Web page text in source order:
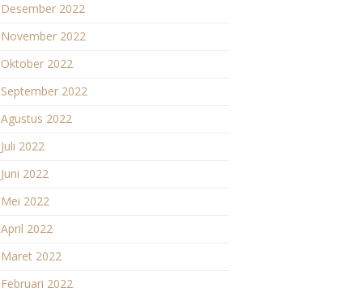
Desember 2022
November 2022
Oktober 2022
September 2022
Agustus 2022
Juli 2022
Juni 2022
Mei 2022
April 2022
Maret 2022
Februari 2022